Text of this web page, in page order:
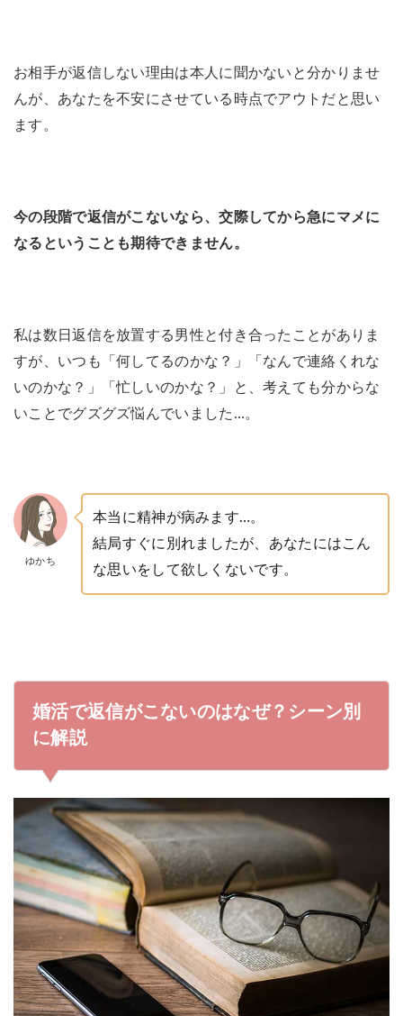
お相手が返信しない理由は本人に聞かないと分かりませ
んが、あなたを不安にさせている時点でアウトだと思い
ます。
今の段階で返信がこないなら、交際してから急にマメに
なるということも期待できません。
私は数日返信を放置する男性と付き合ったことがありま
すが、いつも「何してるのかな？」「なんで連絡くれな
いのかな？」「忙しいのかな？」と、考えても分からな
いことでグズグズ悩んでいました…。
ゆかち
本当に精神が病みます…。
結局すぐに別れましたが、あなたにはこん
な思いをして欲しくないです。
婚活で返信がこないのはなぜ？シーン別
に解説